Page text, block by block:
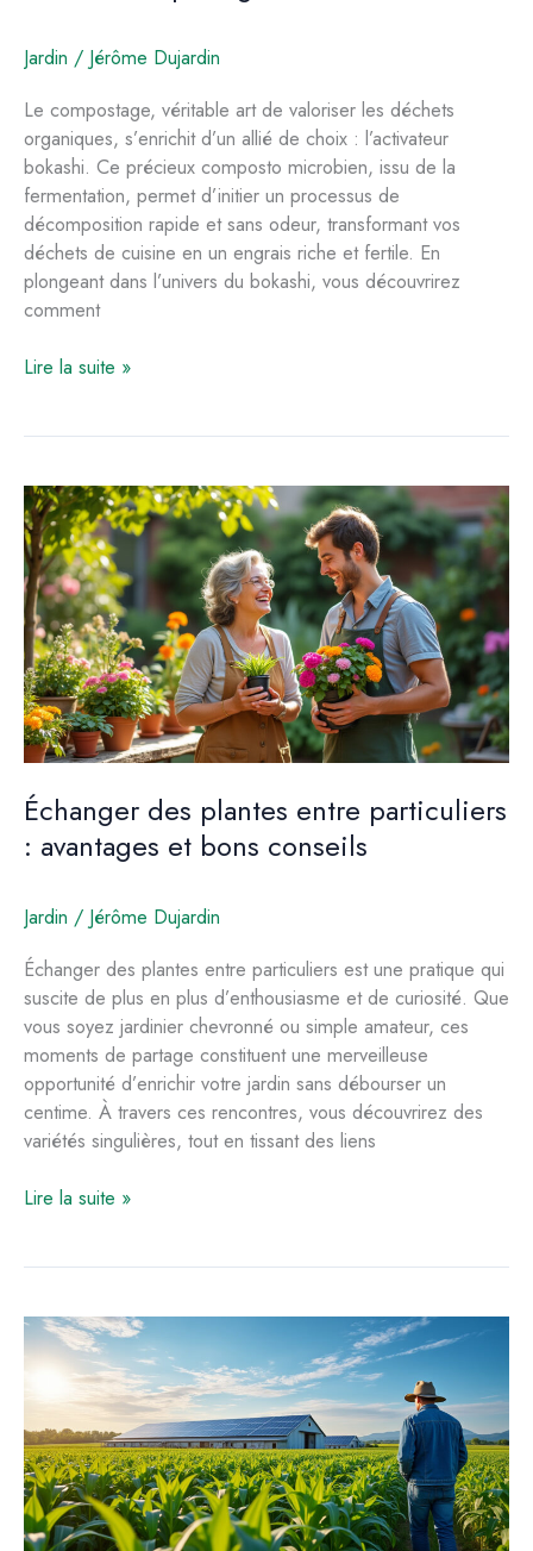
Jardin / Jérôme Dujardin
Le compostage, véritable art de valoriser les déchets
organiques, s’enrichit d’un allié de choix : l’activateur
bokashi. Ce précieux composto microbien, issu de la
fermentation, permet d’initier un processus de
décomposition rapide et sans odeur, transformant vos
déchets de cuisine en un engrais riche et fertile. En
plongeant dans l’univers du bokashi, vous découvrirez
comment
L’importance
dans
le
compostage
efficace
Lire la suite »
Échanger des plantes entre particuliers
: avantages et bons conseils
Jardin / Jérôme Dujardin
Échanger des plantes entre particuliers est une pratique qui
suscite de plus en plus d’enthousiasme et de curiosité. Que
vous soyez jardinier chevronné ou simple amateur, ces
moments de partage constituent une merveilleuse
opportunité d’enrichir votre jardin sans débourser un
centime. À travers ces rencontres, vous découvrirez des
variétés singulières, tout en tissant des liens
Échanger
particuliers
:
avantages
et
bons
conseils
Lire la suite »